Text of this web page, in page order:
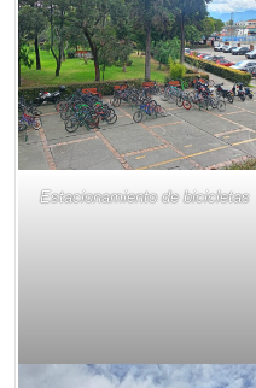
Estacionamiento de bicicletas